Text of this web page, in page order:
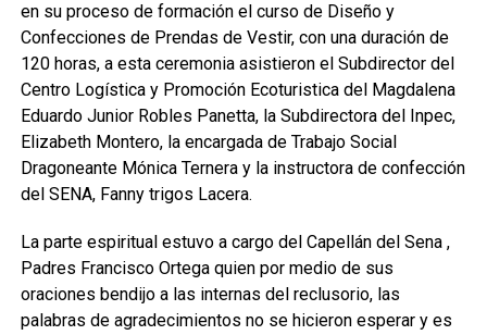
en su proceso de formación el curso de Diseño y
Confecciones de Prendas de Vestir, con una duración de
120 horas, a esta ceremonia asistieron el Subdirector del
Centro Logística y Promoción Ecoturistica del Magdalena
Eduardo Junior Robles Panetta, la Subdirectora del Inpec,
Elizabeth Montero, la encargada de Trabajo Social
Dragoneante Mónica Ternera y la instructora de confección
del SENA, Fanny trigos Lacera.
La parte espiritual estuvo a cargo del Capellán del Sena ,
Padres Francisco Ortega quien por medio de sus
oraciones bendijo a las internas del reclusorio, las
palabras de agradecimientos no se hicieron esperar y es